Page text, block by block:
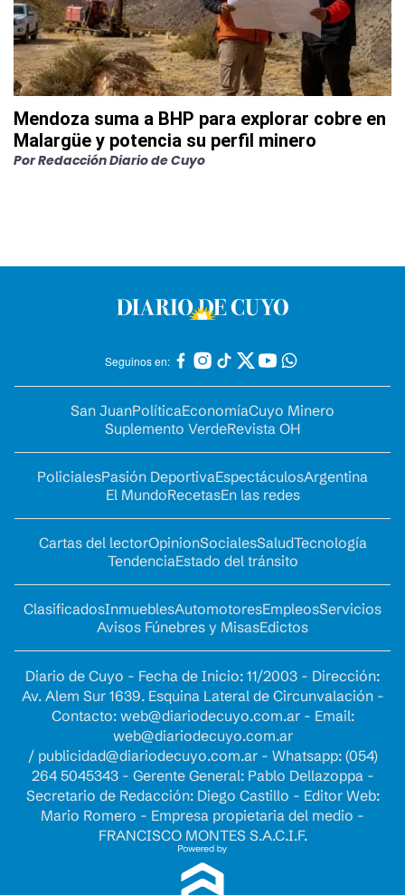
Mendoza suma a BHP para explorar cobre en
Malargüe y potencia su perfil minero
PorRedacción Diario de Cuyo
Seguinos en:
San JuanPolíticaEconomíaCuyo Minero
Suplemento VerdeRevista OH
PolicialesPasión DeportivaEspectáculosArgentina
El MundoRecetasEn las redes
Cartas del lectorOpinionSocialesSaludTecnología
TendenciaEstado del tránsito
ClasificadosInmueblesAutomotoresEmpleosServicios
Avisos Fúnebres y MisasEdictos
Diario de Cuyo - Fecha de Inicio: 11/2003 - Dirección:
Av. Alem Sur 1639. Esquina Lateral de Circunvalación -
Contacto: web@diariodecuyo.com.ar- Email:
web@diariodecuyo.com.ar
/ publicidad@diariodecuyo.com.ar- Whatsapp: (054)
264 5045343 - Gerente General: Pablo Dellazoppa -
Secretario de Redacción: Diego Castillo - Editor Web:
Mario Romero - Empresa propietaria del medio -
FRANCISCO MONTES S.A.C.I.F.